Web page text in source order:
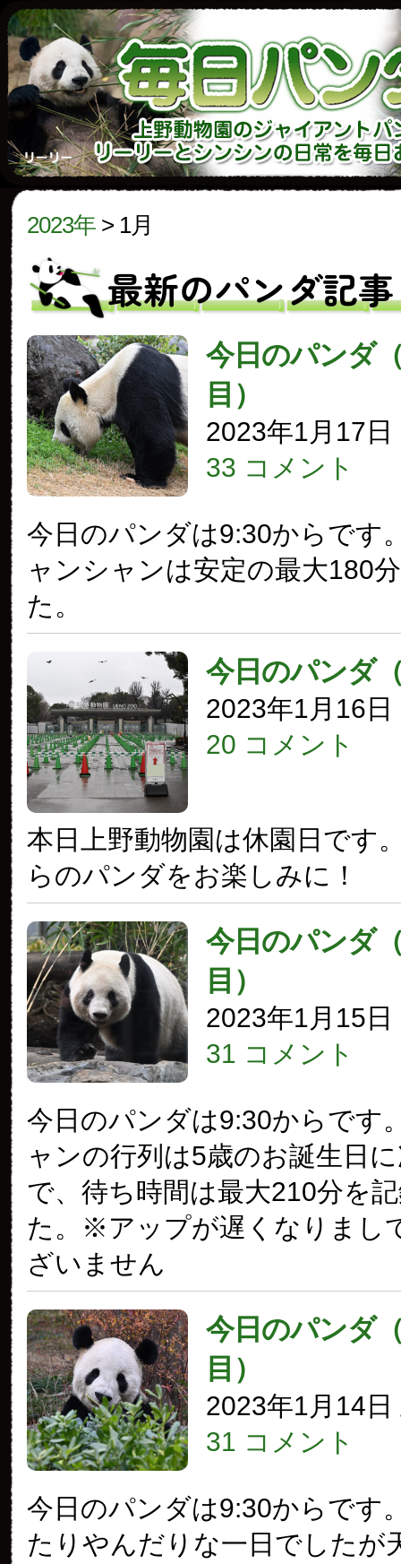
2023年 > 1月
最新のパンダ記事
今日のパンダ
目）
2023年1月17日
33 コメント
今日のパンダは9:30からです
ャンシャンは安定の最大180
た。
今日のパンダ
2023年1月16日
20 コメント
本日上野動物園は休園日です
らのパンダをお楽しみに！
今日のパンダ
目）
2023年1月15日
31 コメント
今日のパンダは9:30からです
ャンの行列は5歳のお誕生日
で、待ち時間は最大210分を
た。※アップが遅くなりまし
ざいません
今日のパンダ
目）
2023年1月14日
31 コメント
今日のパンダは9:30からです
たりやんだりな一日でしたが